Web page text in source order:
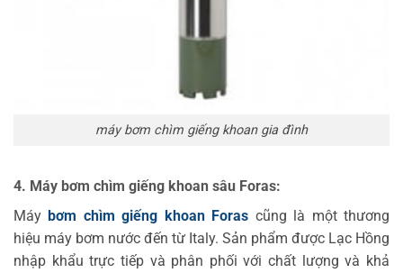
máy bơm chìm giếng khoan gia đình
4. Máy bơm chìm giếng khoan sâu Foras:
Máybơm chìm giếng khoan Foras cũng là một thương
hiệu máy bơm nước đến từ Italy. Sản phẩm được Lạc Hồng
nhập khẩu trực tiếp và phân phối với chất lượng và khả